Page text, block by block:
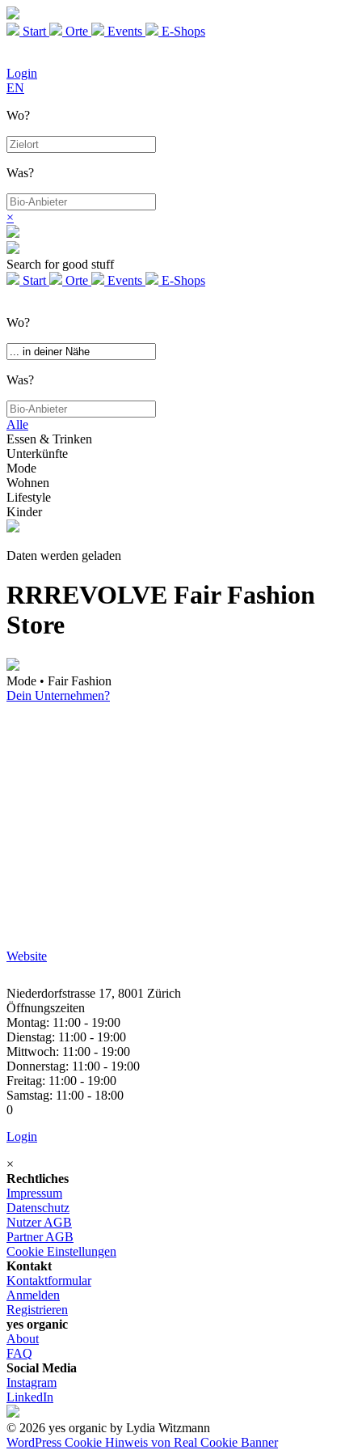
Start Orte Events E-Shops
Login
EN
Wo?
Was?
×
Search for good stuff
Start
Orte Events E-Shops
Wo?
Was?
Alle
Essen & Trinken
Unterkünfte
Mode
Wohnen
Lifestyle
Kinder
Daten werden geladen
RRREVOLVE Fair Fashion
Store
Mode • Fair Fashion
Dein Unternehmen?
Website
Niederdorfstrasse 17, 8001 Zürich
Öffnungszeiten
Montag: 11:00 - 19:00
Dienstag: 11:00 - 19:00
Mittwoch: 11:00 - 19:00
Donnerstag: 11:00 - 19:00
Freitag: 11:00 - 19:00
Samstag: 11:00 - 18:00
0
Login
×
Rechtliches
Impressum
Datenschutz
Nutzer AGB
Partner AGB
Cookie Einstellungen
Kontakt
Kontaktformular
Anmelden
Registrieren
yes organic
About
FAQ
Social Media
Instagram
LinkedIn
© 2026 yes organic by Lydia Witzmann
WordPress Cookie Hinweis von Real Cookie Banner